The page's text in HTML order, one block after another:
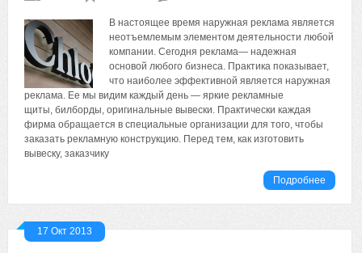
В настоящее время наружная реклама является
неотъемлемым элементом деятельности любой
компании. Сегодня реклама— надежная
основой любого бизнеса. Практика показывает,
что наиболее эффективной является наружная
реклама. Ее мы видим каждый день — яркие рекламные
щиты, билборды, оригинальные вывески. Практически каждая
фирма обращается в специальные организации для того, чтобы
заказать рекламную конструкцию. Перед тем, как изготовить
вывеску, заказчику
Подробнее
17 Окт 2013